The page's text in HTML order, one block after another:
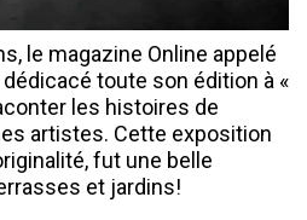
le magazine Online appelé
toute son édition à «
les histoires de
artistes. Cette exposition
fut une belle
et jardins!